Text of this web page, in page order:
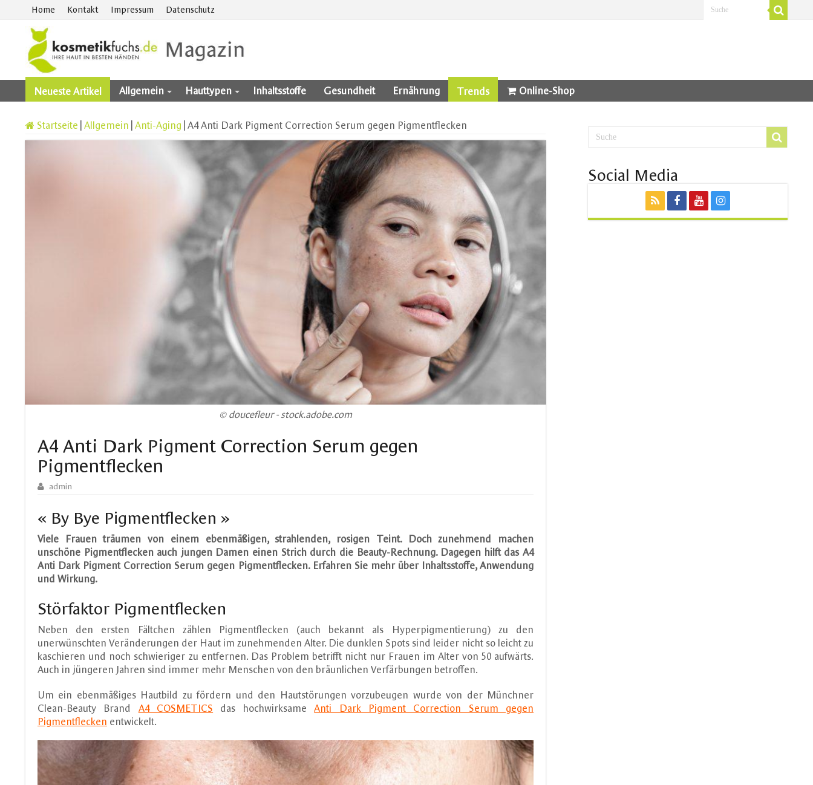
Home Kontakt Impressum Datenschutz
Neueste Artikel Allgemein Hauttypen Inhaltsstoffe Gesundheit Ernährung Trends Online-Shop
Startseite Allgemein Anti-Aging A4 Anti Dark Pigment Correction Serum gegen Pigmentflecken
© doucefleur - stock.adobe.com
A4 Anti Dark Pigment Correction Serum gegen
Pigmentflecken
admin
« By Bye Pigmentflecken »
Viele Frauen träumen von einem ebenmäßigen, strahlenden, rosigen Teint. Doch zunehmend machen
unschöne Pigmentflecken auch jungen Damen einen Strich durch die Beauty-Rechnung. Dagegen hilft das A4
Anti Dark Pigment Correction Serum gegen Pigmentflecken. Erfahren Sie mehr über Inhaltsstoffe, Anwendung
und Wirkung.
Störfaktor Pigmentflecken
Neben den ersten Fältchen zählen Pigmentflecken (auch bekannt als Hyperpigmentierung) zu den
unerwünschten Veränderungen der Haut im zunehmenden Alter. Die dunklen Spots sind leider nicht so leicht zu
kaschieren und noch schwieriger zu entfernen. Das Problem betrifft nicht nur Frauen im Alter von 50 aufwärts.
Auch in jüngeren Jahren sind immer mehr Menschen von den bräunlichen Verfärbungen betroffen.
Um ein ebenmäßiges Hautbild zu fördern und den Hautstörungen vorzubeugen wurde von der Münchner
Clean-Beauty Brand A4 COSMETICS das hochwirksameAnti Dark Pigment Correction Serum gegen
Pigmentflecken entwickelt.
Social Media